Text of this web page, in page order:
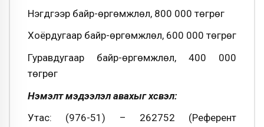
Нэгдүгээр байр-өргөмжлөл, 800 000 төгрөг
Хоёрдугаар байр-өргөмжлөл, 600 000 төгрөг
Гуравдугаар байр-өргөмжлөл, 400 000
төгрөг
Нэмэлт мэдээлэл авахыг хүсвэл:
Утас: (976-51) – 262752 (Референт